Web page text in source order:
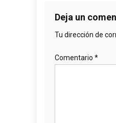
Deja un
Tu dirección de
Comentario *